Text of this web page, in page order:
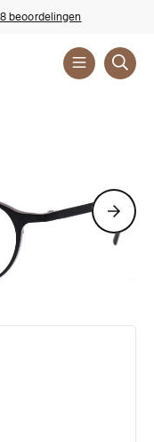
beoordelingen